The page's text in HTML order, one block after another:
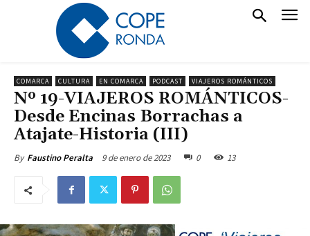
COMARCA CULTURA EN COMARCA PODCAST VIAJEROS ROMÁNTICOS
Nº 19-VIAJEROS ROMÁNTICOS-
Desde Encinas Borrachas a
Atajate-Historia (III)
By Faustino Peralta 9 de enero de 2023 0 13